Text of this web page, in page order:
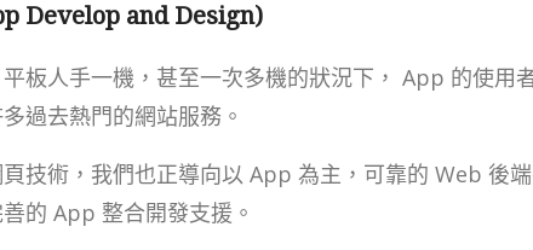
Develop and Design)
板人手一機，甚至一次多機的狀況下， App 的使用
過去熱門的網站服務。
技術，我們也正導向以 App 為主，可靠的 Web 後
的 App 整合開發支援。